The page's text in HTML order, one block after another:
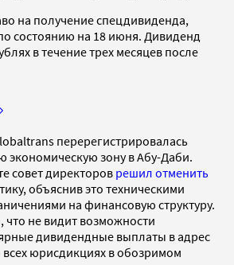
на получение спецдивиденда,
состоянию на 18 июня. Дивиденд
в течение трех месяцев после
перерегистрировалась
экономическую зону в Абу-Даби.
совет директоров решил отменить
объяснив это техническими
на финансовую структуру.
что не видит возможности
дивидендные выплаты в адрес
всех юрисдикциях в обозримом